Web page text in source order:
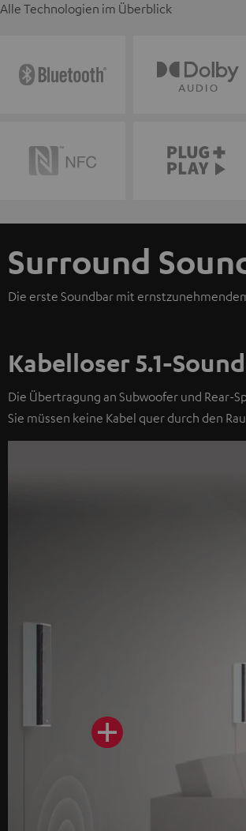
Alle Technologien im Überblick
Surround
Die erste Soundbar mit
Kabelloser 5.1-Sound
Die Übertragung an Subwoofer und Rear-
Sie müssen keine Kabel quer durch den